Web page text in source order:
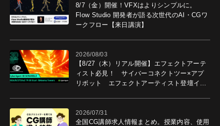
8/7（金）開催！VFXはよりシンプルに。
Flow Studio 開発者が語る次世代のAI・CGワ
ークフロー【来日講演】
2026/08/03
【8/27（木）リアル開催】エフェクトアーテ
ィスト必見！ サイバーコネクトツー×アプ
リボット エフェクトアーティスト登壇イベ
2026/07/31
全国CG講師求人情報まとめ。授業内容、使用